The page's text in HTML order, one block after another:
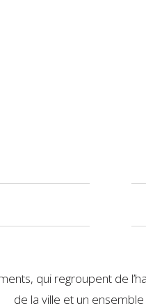
qui regroupent de
de la ville et un